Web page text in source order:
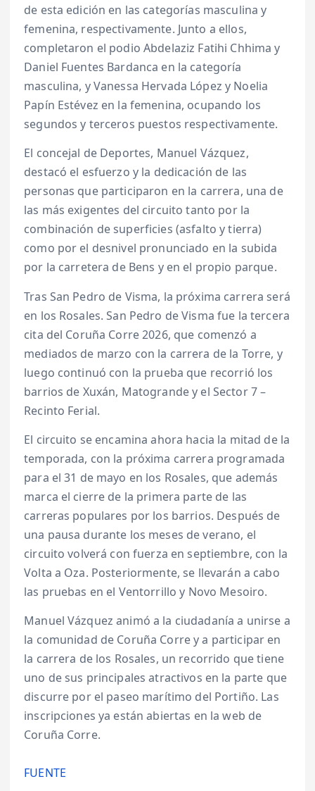
de esta edición en las categorías masculina y
femenina, respectivamente. Junto a ellos,
completaron el podio Abdelaziz Fatihi Chhima y
Daniel Fuentes Bardanca en la categoría
masculina, y Vanessa Hervada López y Noelia
Papín Estévez en la femenina, ocupando los
segundos y terceros puestos respectivamente.
El concejal de Deportes, Manuel Vázquez,
destacó el esfuerzo y la dedicación de las
personas que participaron en la carrera, una de
las más exigentes del circuito tanto por la
combinación de superficies (asfalto y tierra)
como por el desnivel pronunciado en la subida
por la carretera de Bens y en el propio parque.
Tras San Pedro de Visma, la próxima carrera será
en los Rosales. San Pedro de Visma fue la tercera
cita del Coruña Corre 2026, que comenzó a
mediados de marzo con la carrera de la Torre, y
luego continuó con la prueba que recorrió los
barrios de Xuxán, Matogrande y el Sector 7 –
Recinto Ferial.
El circuito se encamina ahora hacia la mitad de la
temporada, con la próxima carrera programada
para el 31 de mayo en los Rosales, que además
marca el cierre de la primera parte de las
carreras populares por los barrios. Después de
una pausa durante los meses de verano, el
circuito volverá con fuerza en septiembre, con la
Volta a Oza. Posteriormente, se llevarán a cabo
las pruebas en el Ventorrillo y Novo Mesoiro.
Manuel Vázquez animó a la ciudadanía a unirse a
la comunidad de Coruña Corre y a participar en
la carrera de los Rosales, un recorrido que tiene
uno de sus principales atractivos en la parte que
discurre por el paseo marítimo del Portiño. Las
inscripciones ya están abiertas en la web de
Coruña Corre.
FUENTE